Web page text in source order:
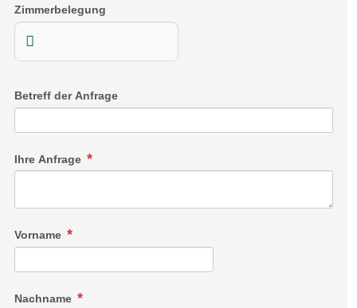
Zimmerbelegung
Betreff der Anfrage
Ihre Anfrage
Vorname
Nachname